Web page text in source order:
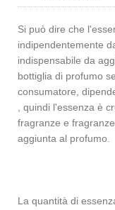
Si può dire che
indipendentemente
indispensabile da
bottiglia di profumo
consumatore,
, quindi l'essenza è
fragranze e
aggiunta al profumo.
La quantità di